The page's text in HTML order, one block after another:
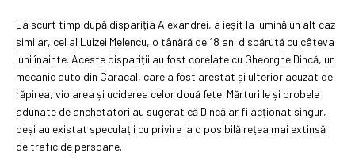
La scurt timp după dispariția Alexandrei, a ieșit la lumină un alt caz
similar, cel al Luizei Melencu, o tânără de 18 ani dispărută cu câteva
luni înainte. Aceste dispariții au fost corelate cu Gheorghe Dincă, un
mecanic auto din Caracal, care a fost arestat și ulterior acuzat de
răpirea, violarea și uciderea celor două fete. Mărturiile și probele
adunate de anchetatori au sugerat că Dincă ar fi acționat singur,
deși au existat speculații cu privire la o posibilă rețea mai extinsă
de trafic de persoane.